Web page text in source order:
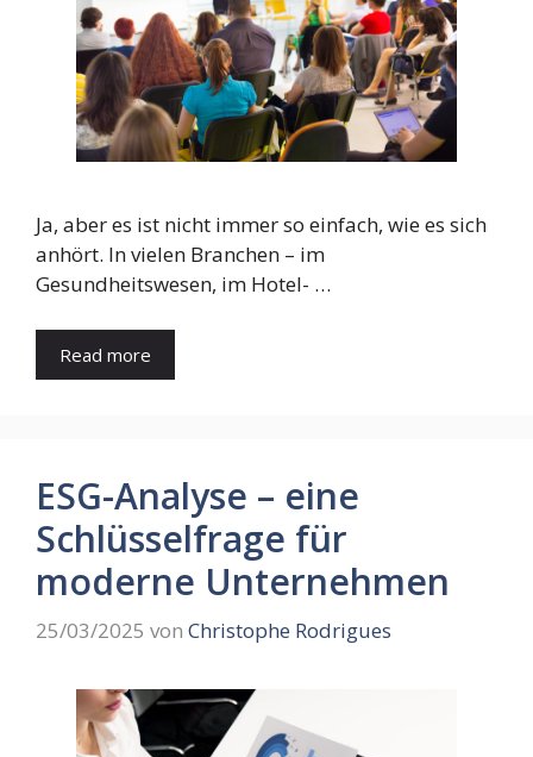
Ja, aber es ist nicht immer so einfach, wie es sich
anhört. In vielen Branchen – im
Gesundheitswesen, im Hotel- …
Read more
ESG-Analyse – eine
Schlüsselfrage für
moderne Unternehmen
25/03/2025 von Christophe Rodrigues